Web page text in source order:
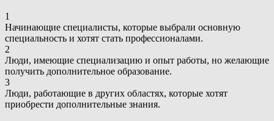
1
Начинающие специалисты, которые выбрали основную
специальность и хотят стать профессионалами.
2
Люди, имеющие специализацию и опыт работы, но желающие
получить дополнительное образование.
3
Люди, работающие в других областях, которые хотят
приобрести дополнительные знания.